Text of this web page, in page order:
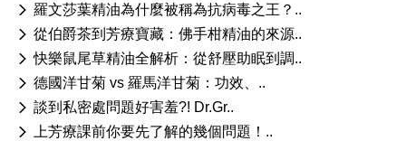
羅文莎葉精油為什麼被稱為抗病毒之王？..
從伯爵茶到芳療寶藏：佛手柑精油的來源..
快樂鼠尾草精油全解析：從舒壓助眠到調..
德國洋甘菊 vs 羅馬洋甘菊：功效、..
談到私密處問題好害羞?! Dr.Gr..
上芳療課前你要先了解的幾個問題！..